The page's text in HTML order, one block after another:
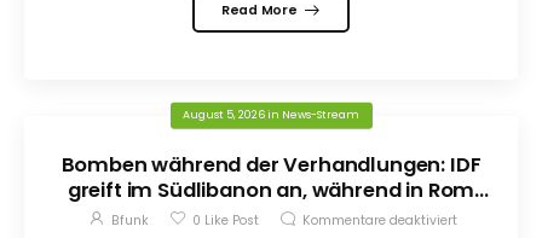
Read More
August 5, 2026in News-Stream
Bomben während der Verhandlungen: IDF
greift im Südlibanon an, während in Rom
geredet wird
Bfunk 0 Like Post Kommentare deaktiviert